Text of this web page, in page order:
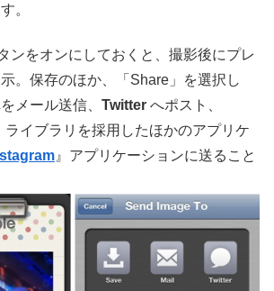
。
ンをオンにしておくと、撮影後にプレ
。保存のほか、「Share」を選択し
メール送信、 Twitter へポスト、
ライブラリを採用したほかのアプリケ
』アプリケーションに送ること